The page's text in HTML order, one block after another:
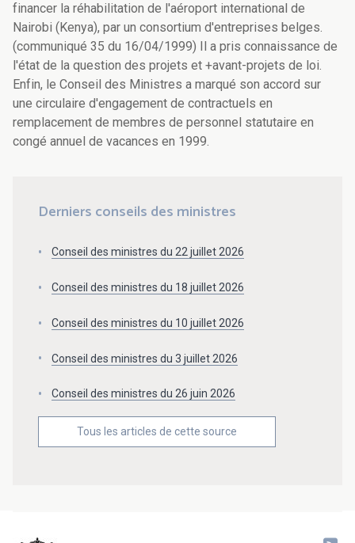
financer la réhabilitation de l'aéroport international de
Nairobi (Kenya), par un consortium d'entreprises belges.
(communiqué 35 du 16/04/1999) Il a pris connaissance de
l'état de la question des projets et +avant-projets de loi.
Enfin, le Conseil des Ministres a marqué son accord sur
une circulaire d'engagement de contractuels en
remplacement de membres de personnel statutaire en
congé annuel de vacances en 1999.
Derniers conseils des ministres
Conseil des ministres du 22 juillet 2026
Conseil des ministres du 18 juillet 2026
Conseil des ministres du 10 juillet 2026
Conseil des ministres du 3 juillet 2026
Conseil des ministres du 26 juin 2026
Tous les articles de cette source